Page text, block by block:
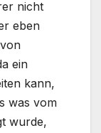
nicht
eben
ein
kann,
was vom
wurde,